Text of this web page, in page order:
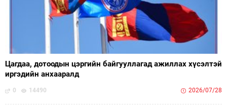
Цагдаа, дотоодын цэргийн байгууллагад ажиллах хүсэлтэй
иргэдийн анхааралд
0 14490 2026/07/28